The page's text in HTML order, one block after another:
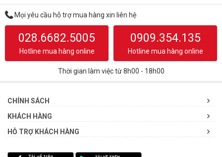
Mọi yêu cầu hỗ trợ mua hàng xin liên hệ
028.6682.5005
Hotline mua hàng online
0909.354.135
Hotline mua hàng online
Thời gian làm việc từ 8h00 - 18h00
CHÍNH SÁCH
KHÁCH HÀNG
HỖ TRỢ KHÁCH HÀNG